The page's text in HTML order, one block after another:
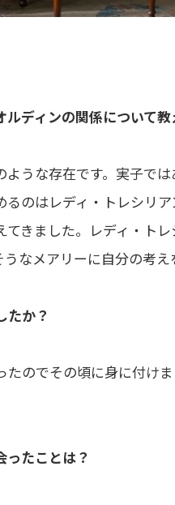
ディンの関係について教
ような存在です。実子で
のはレディ・トレシリ
きました。レディ・ト
なメアリーに自分の考え
たか？
たのでその頃に身に付け
ったことは？